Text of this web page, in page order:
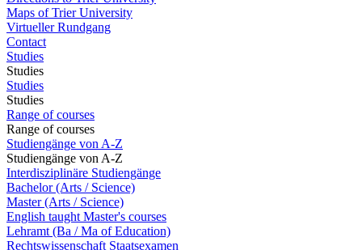
Maps of Trier University
Virtueller Rundgang
Contact
Studies
Studies
Studies
Studies
Range of courses
Range of courses
Studiengänge von A-Z
Studiengänge von A-Z
Interdisziplinäre Studiengänge
Bachelor (Arts / Science)
Master (Arts / Science)
English taught Master's courses
Lehramt (Ba / Ma of Education)
Rechtswissenschaft Staatsexamen